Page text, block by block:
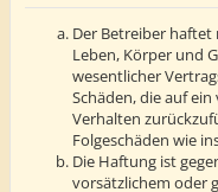
Der Betreiber
Leben, Körper und
wesentlicher
Schäden, die auf
Verhalten
Folgeschäden wie
Die Haftung ist
vorsätzlichem oder